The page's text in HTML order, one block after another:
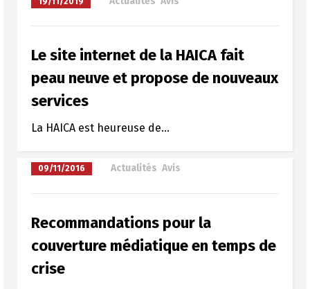
Le site internet de la HAICA fait
peau neuve et propose de nouveaux
services
La HAICA est heureuse de...
09/11/2016 Actualités Avis
Recommandations pour la
couverture médiatique en temps de
crise